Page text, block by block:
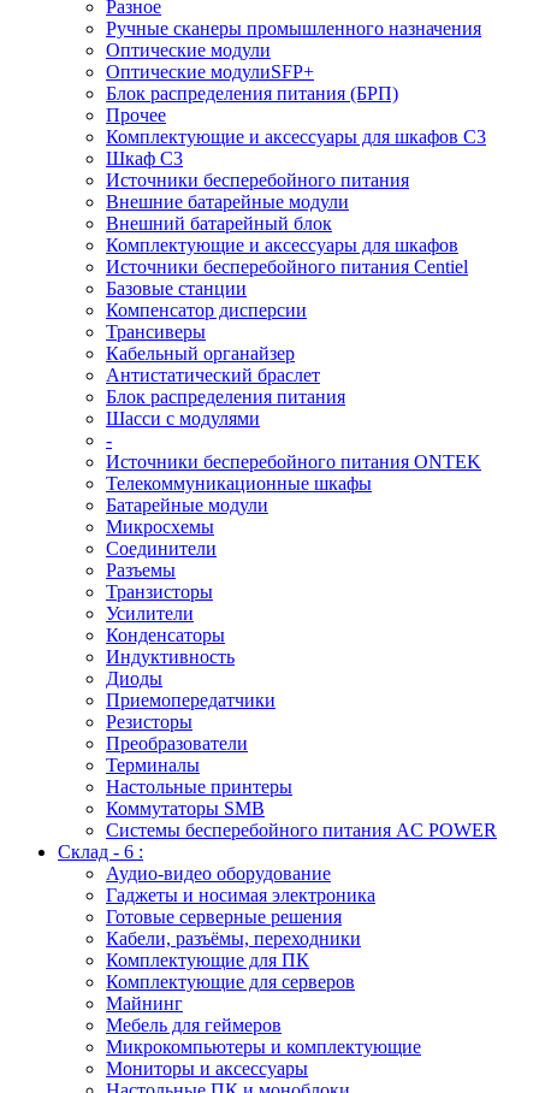
Разное
Ручные сканеры промышленного назначения
Оптические модули
Оптические модулиSFP+
Блок распределения питания (БРП)
Прочее
Комплектующие и аксессуары для шкафов C3
Шкаф C3
Источники бесперебойного питания
Внешние батарейные модули
Внешний батарейный блок
Комплектующие и аксессуары для шкафов
Источники бесперебойного питания Centiel
Базовые станции
Компенсатор дисперсии
Трансиверы
Кабельный органайзер
Антистатический браслет
Блок распределения питания
Шасси с модулями
-
Источники бесперебойного питания ONTEK
Телекоммуникационные шкафы
Батарейные модули
Микросхемы
Соединители
Разъемы
Транзисторы
Усилители
Конденсаторы
Индуктивность
Диоды
Приемопередатчики
Резисторы
Преобразователи
Терминалы
Настольные принтеры
Коммутаторы SMB
Системы бесперебойного питания AC POWER
Склад - 6 :
Аудио-видео оборудование
Гаджеты и носимая электроника
Готовые серверные решения
Кабели, разъёмы, переходники
Комплектующие для ПК
Комплектующие для серверов
Майнинг
Мебель для геймеров
Микрокомпьютеры и комплектующие
Мониторы и аксессуары